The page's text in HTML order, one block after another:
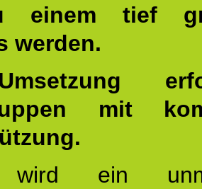
einem tief
werden.
mit
wird ein